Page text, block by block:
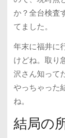
か？全台検査
てました。
年末に福井に
けどね。取り
沢さん知って
やっちゃった
ね。
結局の